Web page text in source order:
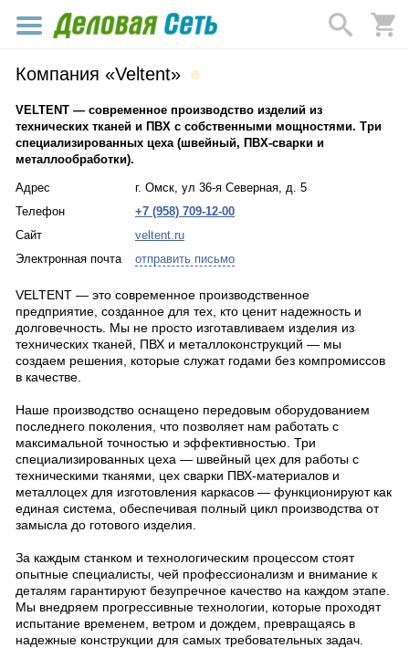
Компания «Veltent»
VELTENT — современное производство изделий из
технических тканей и ПВХ с собственными мощностями. Три
специализированных цеха (швейный, ПВХ-сварки и
металлообработки).
Адрес
г. Омск, ул 36-я Северная, д. 5
Телефон
+7 (958) 709-12-00
Сайт
veltent.ru
Электронная почта
отправить письмо
VELTENT — это современное производственное
предприятие, созданное для тех, кто ценит надежность и
долговечность. Мы не просто изготавливаем изделия из
технических тканей, ПВХ и металлоконструкций — мы
создаем решения, которые служат годами без компромиссов
в качестве.
Наше производство оснащено передовым оборудованием
последнего поколения, что позволяет нам работать с
максимальной точностью и эффективностью. Три
специализированных цеха — швейный цех для работы с
техническими тканями, цех сварки ПВХ-материалов и
металлоцех для изготовления каркасов — функционируют как
единая система, обеспечивая полный цикл производства от
замысла до готового изделия.
За каждым станком и технологическим процессом стоят
опытные специалисты, чей профессионализм и внимание к
деталям гарантируют безупречное качество на каждом этапе.
Мы внедряем прогрессивные технологии, которые проходят
испытание временем, ветром и дождем, превращаясь в
надежные конструкции для самых требовательных задач.